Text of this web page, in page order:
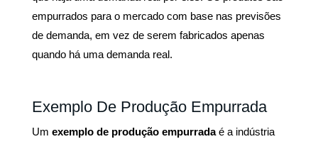
empurrados para o mercado com base nas previsões
de demanda, em vez de serem fabricados apenas
quando há uma demanda real.
Exemplo De Produção Empurrada
Um exemplo de produção empurradaé a indústria